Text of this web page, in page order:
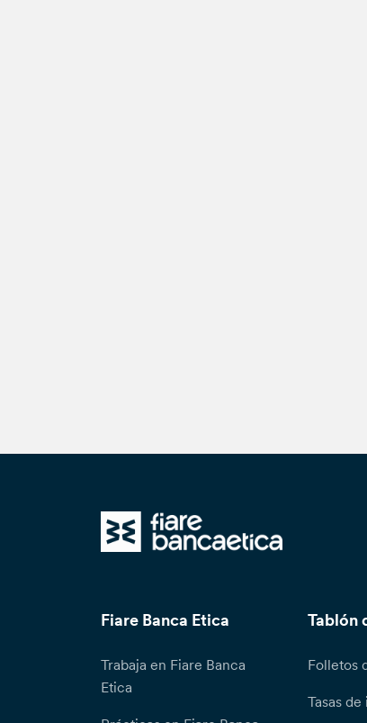
Fiare Banca Etica
Trabaja en Fiare Banca
Etica
Tablón
Folletos
Tasas